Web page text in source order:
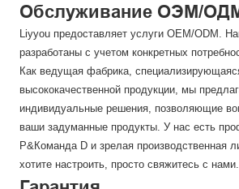
Обслуживание ОЭМ/
Liyyou предоставляет услуги OEM/ODM.
разработаны с учетом конкретных
Как ведущая фабрика,
высококачественной продукции, мы
индивидуальные решения, позволяющие
ваши задуманные продукты. У нас есть
Р&Команда D и зрелая производственная
хотите настроить, просто свяжитесь с нами.